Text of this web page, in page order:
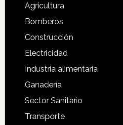
Agricultura
Bomberos
Construcción
Electricidad
Industria alimentaria
Ganadería
Sector Sanitario
Transporte